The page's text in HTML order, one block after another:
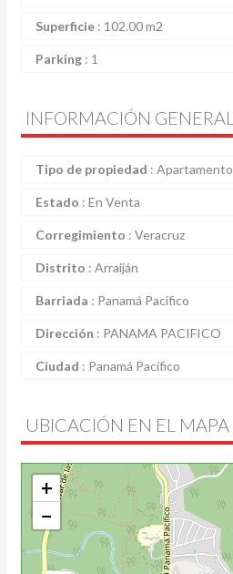
Superficie : 102.00 m2
Parking : 1
INFORMACIÓN GENERAL
Tipo de propiedad : Apartamento
Estado : En Venta
Corregimiento : Veracruz
Distrito : Arraiján
Barriada : Panamá Pacífico
Dirección : PANAMA PACIFICO
Ciudad : Panamá Pacífico
UBICACIÓN EN EL MAPA
+
−